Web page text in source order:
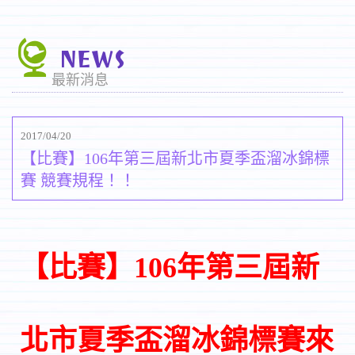
NEWS
最新消息
2017/04/20
【比賽】106年第三屆新北市夏季盃溜冰錦標
賽 競賽規程！！
【比賽】106年第三屆新
北市夏季盃溜冰錦標賽來